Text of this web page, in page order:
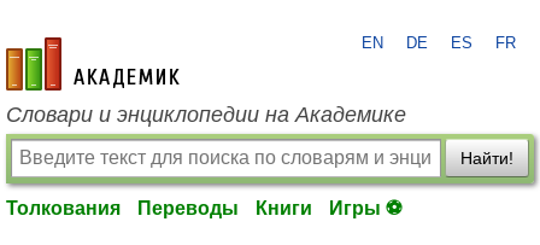
academic.ru
EN DE ES FR
Словари и энциклопедии на Академике
Найти!
Толкования Переводы Книги Игры ⚽